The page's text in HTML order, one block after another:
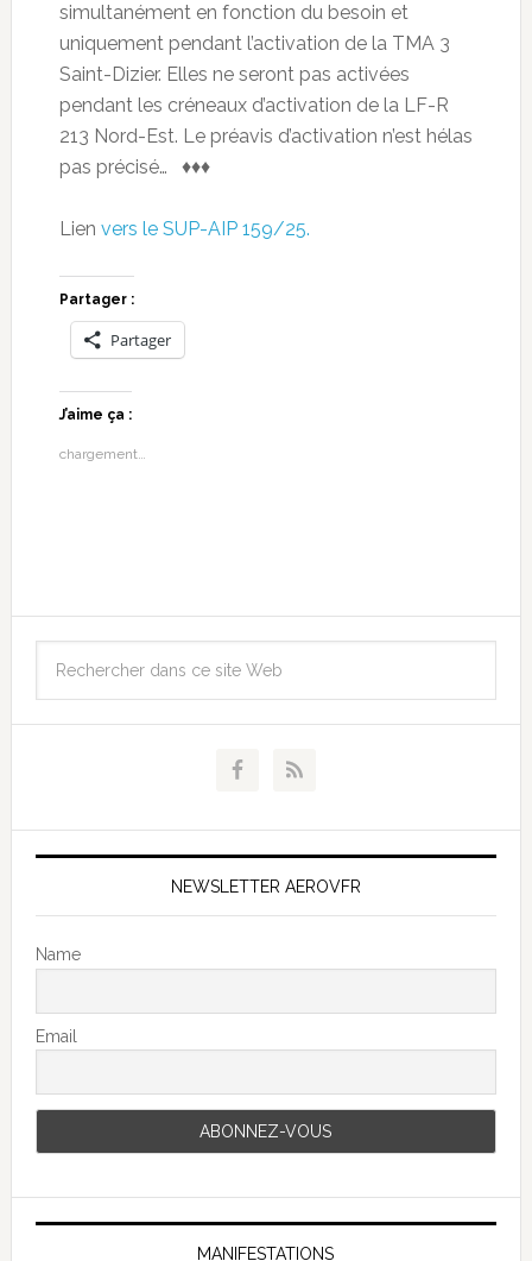
simultanément en fonction du besoin et
uniquement pendant l’activation de la TMA 3
Saint-Dizier. Elles ne seront pas activées
pendant les créneaux d’activation de la LF-R
213 Nord-Est. Le préavis d’activation n’est hélas
pas précisé… ♦♦♦
Lien vers le SUP-AIP 159/25.
Partager :
Partager
J’aime ça :
chargement…
NEWSLETTER AEROVFR
Name
Email
MANIFESTATIONS